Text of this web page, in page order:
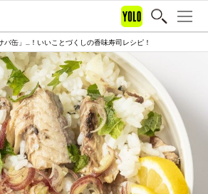
バ缶」…！いいことづくしの香味寿司レシピ！